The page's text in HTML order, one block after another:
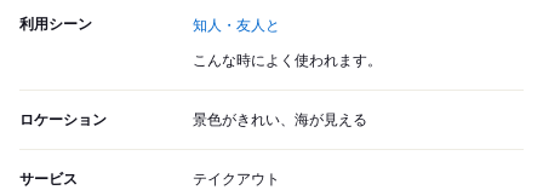
利用シーン 知人・友人と
こんな時によく使われます。
ロケーション 景色がきれい、海が見える
サービス テイクアウト